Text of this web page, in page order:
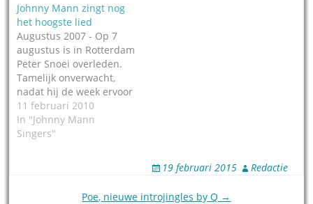
besteedden we in mei
nog aandacht aan hem
toen hij 100 jaar en 100
dagen oud was
geworden. Veel
levensdagen heeft…
Johnny Mann zingt nog
het hoogste lied
Augustus 2007 - Op 7
augustus is in Rotterdam
Peter Snoei overleden.
Tamelijk onverwacht,
nadat hij de week ervoor
een virusinfectie in de
hersenen had
opgelopen. Hij werd 67
11 februari 2010
In "Johnny Mann
Singers"
19 februari 2015 Redactie
Poe, nieuwe introjingles by Q →